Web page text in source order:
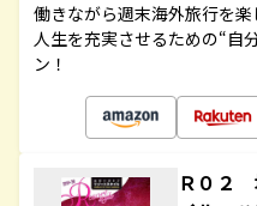
働きながら週末海外旅行を楽
人生を充実させるための“自
ン！
Ｒ０２